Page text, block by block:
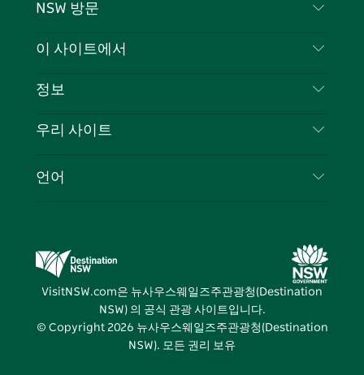
이
북
다
터
스
NSW 방문
문의하기
쿠키 고지
이 사이트에서
목적지
이벤트
정보
여행 정보
뉴사우스웨일즈주 의 사업
우리 사이트
뉴사우스웨일즈주관광청(Destination NSW) 미디
어 센터
비비드 시드니(Vivid Sydney)
언어
VisitNSW.com은 뉴사우스웨일즈주관광청(Destination
NSW) 의 공식 관광 사이트입니다.
© Copyright 2026 뉴사우스웨일즈주관광청(Destination
NSW). 모든 권리 보유